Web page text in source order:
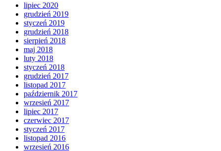
lipiec 2020
grudzień 2019
styczeń 2019
grudzień 2018
sierpień 2018
maj 2018
luty 2018
styczeń 2018
grudzień 2017
listopad 2017
październik 2017
wrzesień 2017
lipiec 2017
czerwiec 2017
styczeń 2017
listopad 2016
wrzesień 2016